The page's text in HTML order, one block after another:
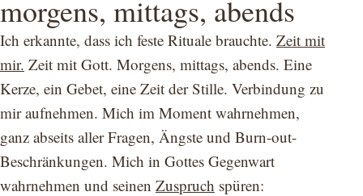
morgens, mittags, abends
Ich erkannte, dass ich feste Rituale brauchte. Zeit mit
mir. Zeit mit Gott. Morgens, mittags, abends. Eine
Kerze, ein Gebet, eine Zeit der Stille. Verbindung zu
mir aufnehmen. Mich im Moment wahrnehmen,
ganz abseits aller Fragen, Ängste und Burn-out-
Beschränkungen. Mich in Gottes Gegenwart
wahrnehmen und seinen Zuspruch spüren: